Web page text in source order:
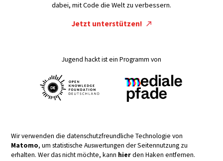
dabei, mit Code die Welt zu verbessern.
Jetzt unterstützen!
Jugend hackt ist ein Programm von
Wir verwenden die datenschutzfreundliche Technologie von
Matomo, um statistische Auswertungen der Seitennutzung zu
erhalten. Wer das nicht möchte, kann hierden Haken entfernen.